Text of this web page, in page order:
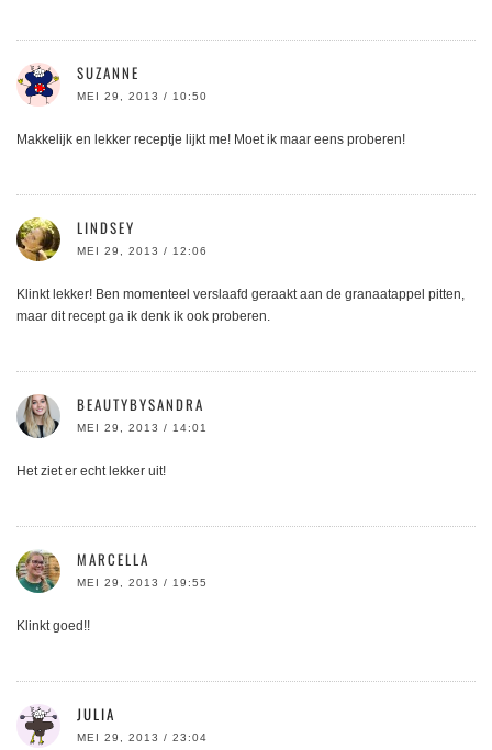
SUZANNE
MEI 29, 2013 / 10:50
Makkelijk en lekker receptje lijkt me! Moet ik maar eens proberen!
LINDSEY
MEI 29, 2013 / 12:06
Klinkt lekker! Ben momenteel verslaafd geraakt aan de granaatappel pitten,
maar dit recept ga ik denk ik ook proberen.
BEAUTYBYSANDRA
MEI 29, 2013 / 14:01
Het ziet er echt lekker uit!
MARCELLA
MEI 29, 2013 / 19:55
Klinkt goed!!
JULIA
MEI 29, 2013 / 23:04